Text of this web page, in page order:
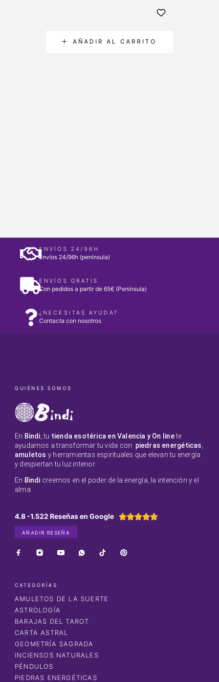
ENVÍOS 24/96H
Envíos 24/96h (península)
ENVÍOS GRATIS
Con pedidos a partir de 65€ (Península)
¿NECESITAS AYUDA?
Contacta con nosotros
QUIÉNES SOMOS
En Bindi , tu tienda esotérica en Valencia y On linete
ayudamos a transformar tu vida con piedras energéticas
amuletos y herramientas espirituales que elevan tu energía
y despiertan tu luz interior.
En Bindi creemos en el poder de la energía, la intención y el
alma
4.8 -1.522 Reseñas en Google 
AÑADIR RESEÑA
CATEGORÍAS
AMULETOS DE LA SUERTE
ASTROLOGÍA
BARAJAS DEL TAROT
CARTA ASTRAL
GEOMETRÍA SAGRADA
INCIENSOS NATURALES
PÉNDULOS
PIEDRAS ENERGÉTICAS